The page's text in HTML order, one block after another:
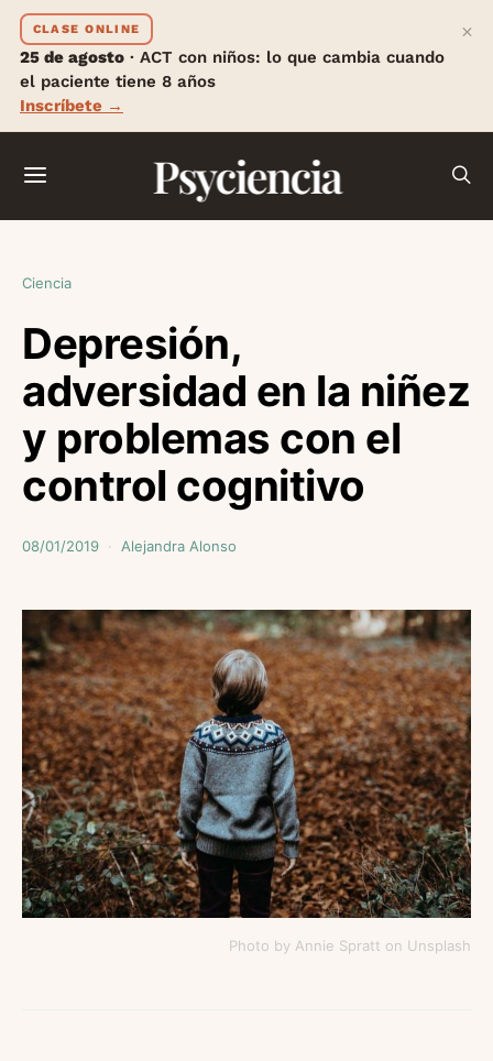
CLASE ONLINE
25 de agosto · ACT con niños: lo que cambia cuando
el paciente tiene 8 años
Inscríbete →
×
Psyciencia
Ciencia
Depresión,
adversidad en la niñez
y problemas con el
control cognitivo
08/01/2019 Alejandra Alonso
Photo by Annie Spratt on Unsplash